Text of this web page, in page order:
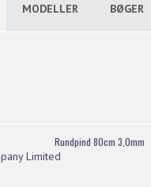
MODELLER BØGER
Rundpind 80cm 3,0mm
Limited